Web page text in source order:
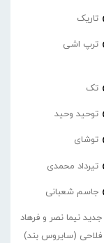
تاریک
ترپ اشی
تک
توحید وحید
توشای
تیرداد محمدی
جاسم شعبانی
جدید نیما نصر و فرهاد
فلاحی (سایروس بند)